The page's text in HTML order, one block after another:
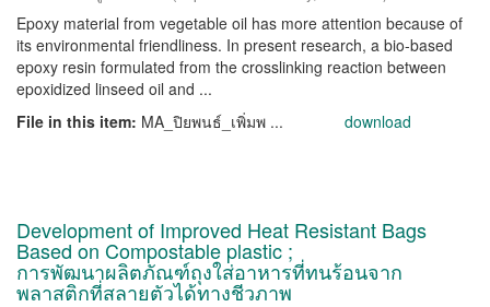
Epoxy material from vegetable oil has more attention because of
its environmental friendliness. In present research, a bio-based
epoxy resin formulated from the crosslinking reaction between
epoxidized linseed oil and ...
File in this item: MA_ปิยพนธ์_เพิ่มพ ... download
Development of Improved Heat Resistant Bags
Based on Compostable plastic ;
การพัฒนาผลิตภัณฑ์ถุงใส่อาหารที่ทนร้อนจาก
พลาสติกที่สลายตัวได้ทางชีวภาพ